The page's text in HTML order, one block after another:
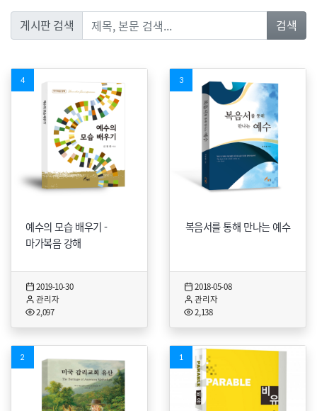
게시판 검색 검색
4
예수의 모습 배우기 -
마가복음 강해
2019-10-30
관리자
2,097
3
복음서를 통해 만나는 예수
2018-05-08
관리자
2,138
목차 1. 복음서란 이름의 문서
2 1